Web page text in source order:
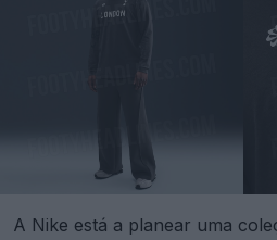
A Nike está a planear uma